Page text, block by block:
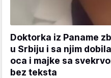
Doktorka iz Paname
u Srbiju i sa njim
oca i majke sa
bez teksta